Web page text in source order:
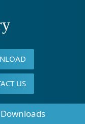
US
Downloads